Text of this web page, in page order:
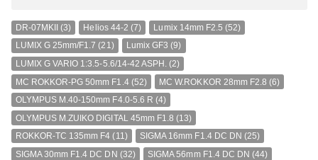
DR-07MKII(3) Helios 44-2 (7) Lumix 14mm F2.5 (52)
LUMIX G 25mm/F1.7 (21) Lumix GF3 (9)
LUMIX G VARIO 1:3.5-5.6/14-42 ASPH. (2)
MC ROKKOR-PG 50mm F1.4(52) MC W.ROKKOR 28mm F2.8 (6)
OLYMPUS M.40-150mm F4.0-5.6 R (4)
OLYMPUS M.ZUIKO DIGITAL 45mm F1.8 (13)
ROKKOR-TC 135mm F4 (11) SIGMA 16mm F1.4 DC DN (25)
SIGMA 30mm F1.4 DC DN (32) SIGMA 56mm F1.4 DC DN (44)